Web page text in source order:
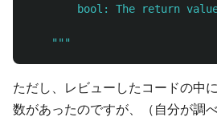
bool: The return
"""
ただし、レビューしたコードの中
数があったのですが、（自分が調